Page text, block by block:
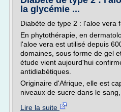
la glycémie ...
Diabète de type 2 : l'aloe vera
En phytothérapie, en
l'aloe vera est utilisé depuis
domaines, sous forme de gel
étude vient aujourd'hui
antidiabétiques.
Originaire d'Afrique, elle est
niveaux de sucre dans le sang,
Lire la suite